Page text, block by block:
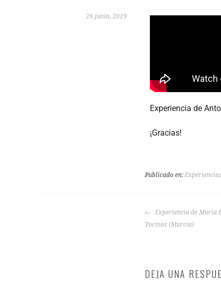
26 junio, 2019
Experiencia de
¡Gracias!
Publicado en:
Experiencia de María
Tocinos (Murcia)
DEJA UNA